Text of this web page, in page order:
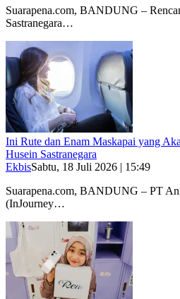
Suarapena.com, BANDUNG –
Sastranegara…
Ini Rute dan Enam Maskapai yang
Husein Sastranegara
EkbisSabtu, 18 Juli 2026 | 15:49
Suarapena.com, BANDUNG – PT
(InJourney…